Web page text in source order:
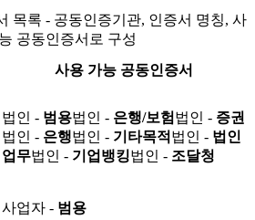
목록 - 공동인증기관, 인증서 명칭, 사
공동인증서로 구성
사용 가능 공동인증서
법인 - 범용법인 - 은행/보험 법인 - 증권
법인 - 은행법인 - 기타목적 법인 - 법인
업무법인 - 기업뱅킹법인 - 조달청
사업자 - 범용